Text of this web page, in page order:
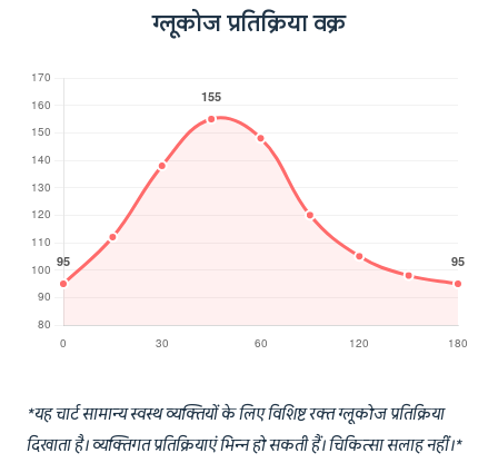
ग्लूकोज प्रतिक्रिया वक्र
*यह चार्ट सामान्य स्वस्थ व्यक्तियों के लिए विशिष्ट रक्त ग्लूकोज प्रतिक्रिया
दिखाता है। व्यक्तिगत प्रतिक्रियाएं भिन्न हो सकती हैं। चिकित्सा सलाह नहीं।*